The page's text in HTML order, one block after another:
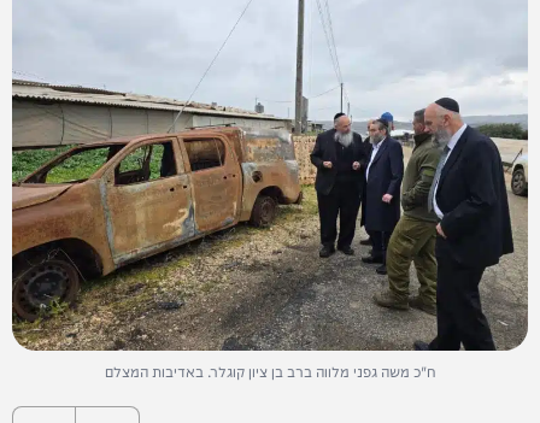
ח"כ משה גפני מלווה ברב בן ציון קוגלר. באדיבות המצלם